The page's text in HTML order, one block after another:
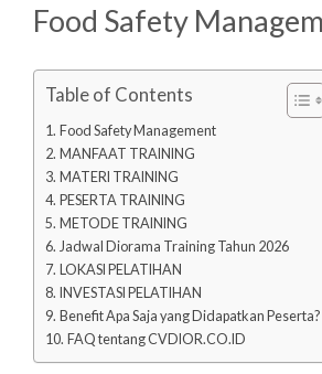
Food Safety
Table of Contents
Food Safety Management
MANFAAT TRAINING
MATERI TRAINING
PESERTA TRAINING
METODE TRAINING
Jadwal Diorama Training Tahun 2026
LOKASI PELATIHAN
INVESTASI PELATIHAN
Benefit Apa Saja yang Didapatkan Peserta?
FAQ tentang CVDIOR.CO.ID